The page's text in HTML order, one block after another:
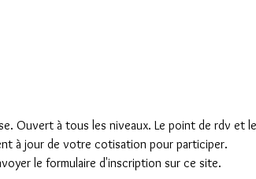
Ouvert à tous les niveaux. Le point de rdv
à jour de votre cotisation pour participer.
le formulaire d'inscription sur ce site.